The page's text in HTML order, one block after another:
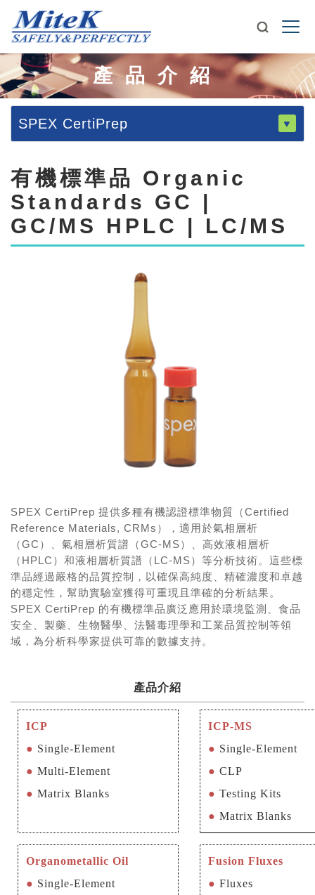
產品介紹
SPEX CertiPrep
有機標準品 Organic
Standards GC |
GC/MS HPLC | LC/MS
SPEX CertiPrep 提供多種有機認證標準物質（Certified
Reference Materials, CRMs），適用於氣相層析
（GC）、氣相層析質譜（GC-MS）、高效液相層析
（HPLC）和液相層析質譜（LC-MS）等分析技術。這些標
準品經過嚴格的品質控制，以確保高純度、精確濃度和卓越
的穩定性，幫助實驗室獲得可重現且準確的分析結果。
SPEX CertiPrep 的有機標準品廣泛應用於環境監測、食品
安全、製藥、生物醫學、法醫毒理學和工業品質控制等領
域，為分析科學家提供可靠的數據支持。
產品介紹
ICP
● Single-Element
● Multi-Element
● Matrix Blanks
ICP-MS
● Single-Element
● CLP
● Testing Kits
● Matrix Blanks
Organometallic Oil
● Single-Element
Fusion Fluxes
● Fluxes